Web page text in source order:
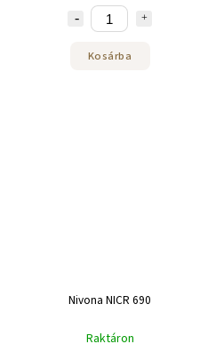
Kosárba
Nivona NICR 690
Raktáron